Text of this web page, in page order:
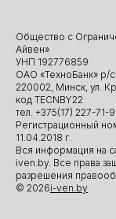
Общество с
Айвен»
УНП 192776859
ОАО «ТехноБанк» р/
220002, Минск, ул.
код TECNBY22
тел. +375(17) 227-71-
Регистрационный
11.04.2018 г.
Вся информация на
iven.by. Все права
разрешения
© 2026i-ven.by